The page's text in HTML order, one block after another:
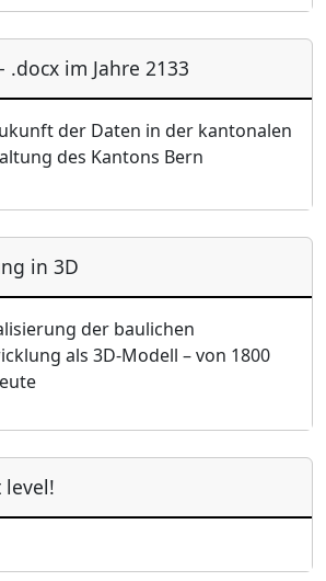
.docx im Jahre 2133
der Daten in der kantonalen
des Kantons Bern
in 3D
der baulichen
als 3D-Modell – von 1800
level!